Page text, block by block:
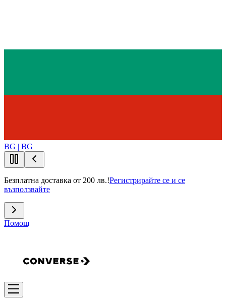
BG | BG
Безплатна доставка от 200 лв.!Регистрирайте се и се
възползвайте
Помощ